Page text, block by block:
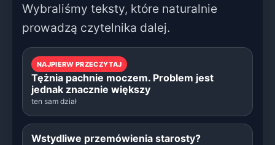
Wybraliśmy teksty, które naturalnie
prowadzą czytelnika dalej.
NAJPIERW PRZECZYTAJ
Tężnia pachnie moczem. Problem jest
jednak znacznie większy
ten sam dział
Wstydliwe przemówienia starosty?